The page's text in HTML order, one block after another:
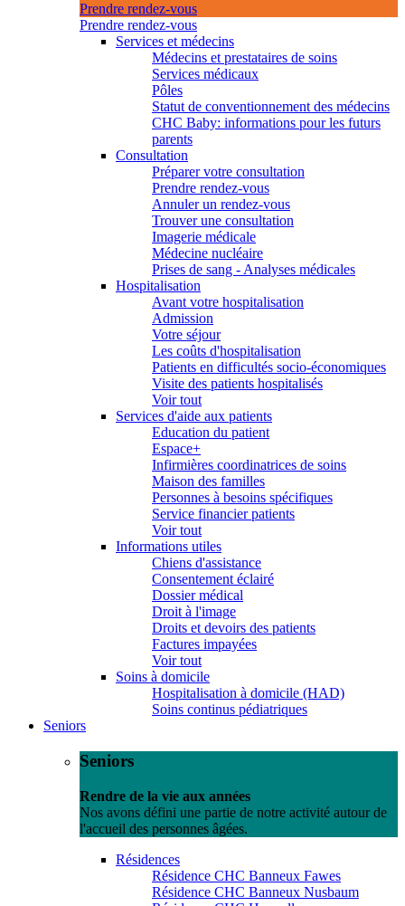
Prendre rendez-vous
Prendre rendez-vous
Services et médecins
Médecins et prestataires de soins
Services médicaux
Pôles
Statut de conventionnement des médecins
CHC Baby: informations pour les futurs
parents
Consultation
Préparer votre consultation
Prendre rendez-vous
Annuler un rendez-vous
Trouver une consultation
Imagerie médicale
Médecine nucléaire
Prises de sang - Analyses médicales
Hospitalisation
Avant votre hospitalisation
Admission
Votre séjour
Les coûts d'hospitalisation
Patients en difficultés socio-économiques
Visite des patients hospitalisés
Voir tout
Services d'aide aux patients
Education du patient
Espace+
Infirmières coordinatrices de soins
Maison des familles
Personnes à besoins spécifiques
Service financier patients
Voir tout
Informations utiles
Chiens d'assistance
Consentement éclairé
Dossier médical
Droit à l'image
Droits et devoirs des patients
Factures impayées
Voir tout
Soins à domicile
Hospitalisation à domicile (HAD)
Soins continus pédiatriques
Seniors
Seniors
Rendre de la vie aux années
Nos avons défini une partie de notre activité autour de
l'accueil des personnes âgées.
Résidences
Résidence CHC Banneux Fawes
Résidence CHC Banneux Nusbaum